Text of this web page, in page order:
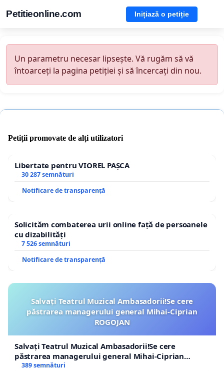
Petitieonline.com Inițiază o petiție
Un parametru necesar lipsește. Vă rugăm să vă
întoarceți la pagina petiției și să încercați din nou.
Petiții promovate de alți utilizatori
Libertate pentru VIOREL PAȘCA
30 287 semnături
Notificare de transparență
Solicităm combaterea urii online față de persoanele
cu dizabilități
7 526 semnături
Notificare de transparență
Salvați Teatrul Muzical Ambasadorii!Se cere
păstrarea managerului general Mihai-Ciprian
ROGOJAN
Salvați Teatrul Muzical Ambasadorii!Se cere
păstrarea managerului general Mihai-Ciprian
ROGOJAN
389 semnături